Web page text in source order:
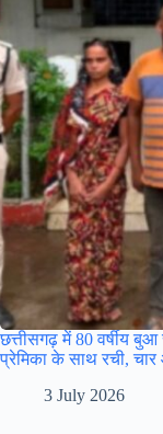
छत्तीसगढ़ में 80 वर्षीय
प्रेमिका के साथ रची, चार
3 July 2026